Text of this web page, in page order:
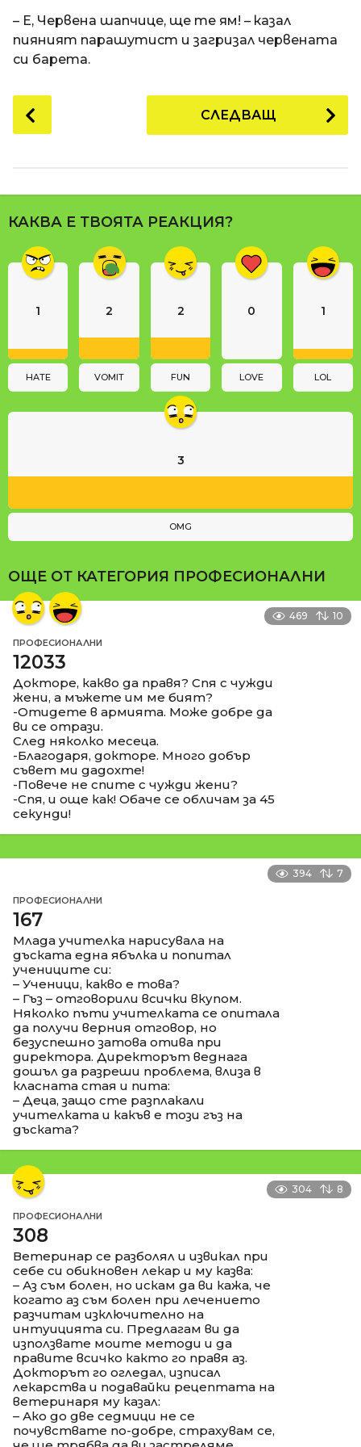
п
р
е
и
8
д
н
и
t
i
– Е, Червена шапчице, ще те ям! – казал
пияният парашутист и загризал червената
си барета.
o
P
a
g
n
o
СЛЕДВАЩ
КАКВА Е ТВОЯТА РЕАКЦИЯ?
1
HATE
2
VOMIT
2
FUN
0
LOVE
1
LOL
3
OMG
ОЩЕ ОТ КАТЕГОРИЯ ПРОФЕСИОНАЛНИ
469 10
ПРОФЕСИОНАЛНИ
12033
Докторе, какво да правя? Спя с чужди
жени, а мъжете им ме бият?
-Отидете в армията. Може добре да
ви се отрази.
След няколко месеца.
-Благодаря, докторе. Много добър
съвет ми дадохте!
-Повече не спите с чужди жени?
-Спя, и още как! Обаче се обличам за 45
секунди!
394 7
ПРОФЕСИОНАЛНИ
167
Млада учителка нарисувала на
дъската една ябълка и попитал
учениците си:
– Ученици, какво е това?
– Гъз – отговорили всички вкупом.
Няколко пъти учителката се опитала
да получи верния отговор, но
безуспешно затова отива при
директора. Директорът веднага
дошъл да разреши проблема, влиза в
класната стая и пита:
– Деца, защо сте разплакали
учителката и какъв е този гъз на
дъската?
304 8
ПРОФЕСИОНАЛНИ
308
Ветеринар се разболял и извикал при
себе си обикновен лекар и му казва:
– Аз съм болен, но искам да ви кажа, че
когато аз съм болен при лечението
разчитам изключително на
интуицията си. Предлагам ви да
използвате моите методи и да
правите всичко както го правя аз.
Докторът го огледал, изписал
лекарства и подавайки рецептата на
ветеринаря му казал:
– Ако до две седмици не се
почувствате по-добре, страхувам се,